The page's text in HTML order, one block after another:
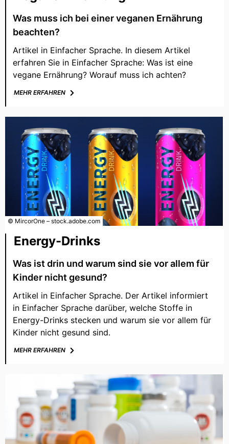
Was muss ich bei einer veganen Ernährung
beachten?
Artikel in Einfacher Sprache. In diesem Artikel
erfahren Sie in Einfacher Sprache: Was ist eine
vegane Ernährung? Worauf muss ich achten?
MEHR ERFAHREN
© MircorOne – stock.adobe.com
Energy-Drinks
Was ist drin und warum sind sie vor allem für
Kinder nicht gesund?
Artikel in Einfacher Sprache. Der Artikel informiert
in Einfacher Sprache darüber, welche Stoffe in
Energy-Drinks stecken und warum sie vor allem für
Kinder nicht gesund sind.
MEHR ERFAHREN